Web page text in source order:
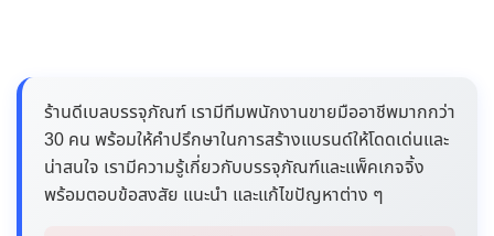
ร้านดีเบลบรรจุภัณฑ์ เรามีทีมพนักงานขายมืออาชีพมากกว่า
30 คน พร้อมให้คำปรึกษาในการสร้างแบรนด์ให้โดดเด่นและ
น่าสนใจ เรามีความรู้เกี่ยวกับบรรจุภัณฑ์และแพ็คเกจจิ้ง
พร้อมตอบข้อสงสัย แนะนำ และแก้ไขปัญหาต่าง ๆ